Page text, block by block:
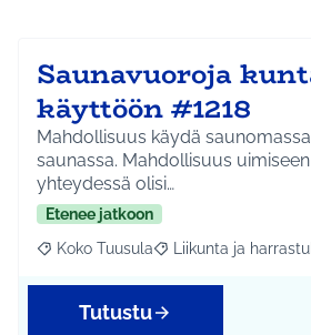
Saunavuoroja
käyttöön #1218
Mahdollisuus käydä
saunassa. Mahdollisuus
yhteydessä olisi…
Etenee jatkoon
Rajaa tulokset aihepiirin mukaan:
Koko Tuusula Rajaa tulokset
Liikunta ja
Tutustu